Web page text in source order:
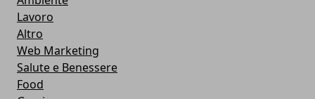
Lavoro
Altro
Web Marketing
Salute e Benessere
Food